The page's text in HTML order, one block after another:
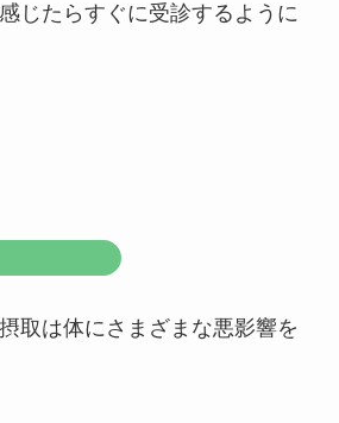
じたらすぐに受診するように
取は体にさまざまな悪影響を